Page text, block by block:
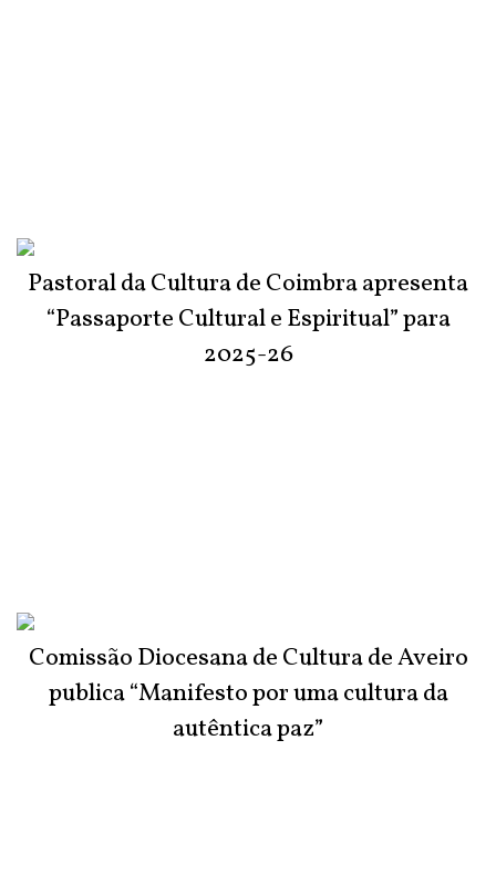
Pastoral da Cultura de Coimbra apresenta
“Passaporte Cultural e Espiritual” para
2025-26
Comissão Diocesana de Cultura de Aveiro
publica “Manifesto por uma cultura da
autêntica paz”